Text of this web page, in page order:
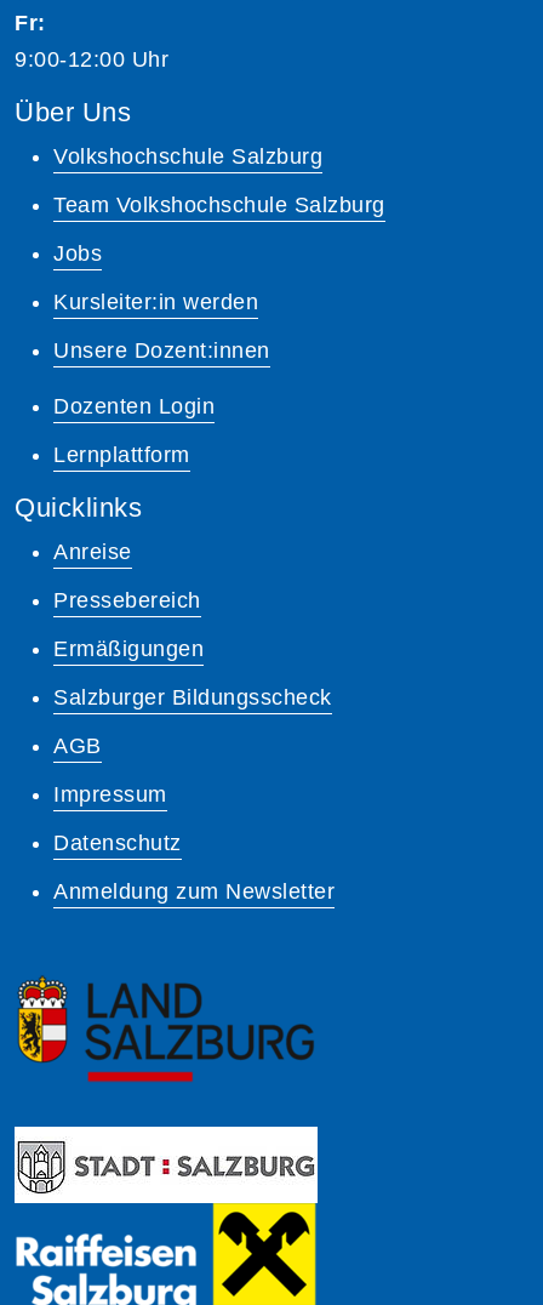
Fr:
9:00-12:00 Uhr
Über Uns
Volkshochschule Salzburg
Team Volkshochschule Salzburg
Jobs
Kursleiter:in werden
Unsere Dozent:innen
Dozenten Login
Lernplattform
Quicklinks
Anreise
Pressebereich
Ermäßigungen
Salzburger Bildungsscheck
AGB
Impressum
Datenschutz
Anmeldung zum Newsletter